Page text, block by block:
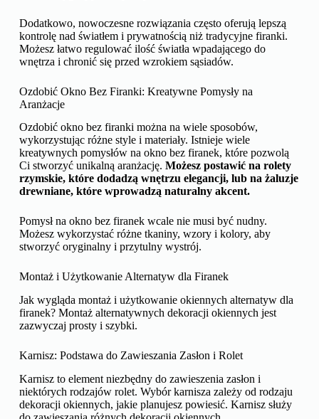
Dodatkowo, nowoczesne rozwiązania często oferują lepszą
kontrolę nad światłem i prywatnością niż tradycyjne firanki.
Możesz łatwo regulować ilość światła wpadającego do
wnętrza i chronić się przed wzrokiem sąsiadów.
Ozdobić Okno Bez Firanki: Kreatywne Pomysły na
Aranżacje
Ozdobić okno bez firanki można na wiele sposobów,
wykorzystując różne style i materiały. Istnieje wiele
kreatywnych pomysłów na okno bez firanek, które pozwolą
Ci stworzyć unikalną aranżację. Możesz postawić na rolety
rzymskie, które dodadzą wnętrzu elegancji, lub na żaluzje
drewniane, które wprowadzą naturalny akcent.
Pomysł na okno bez firanek wcale nie musi być nudny.
Możesz wykorzystać różne tkaniny, wzory i kolory, aby
stworzyć oryginalny i przytulny wystrój.
Montaż i Użytkowanie Alternatyw dla Firanek
Jak wygląda montaż i użytkowanie okiennych alternatyw dla
firanek? Montaż alternatywnych dekoracji okiennych jest
zazwyczaj prosty i szybki.
Karnisz: Podstawa do Zawieszania Zasłon i Rolet
Karnisz to element niezbędny do zawieszenia zasłon i
niektórych rodzajów rolet. Wybór karnisza zależy od rodzaju
dekoracji okiennych, jakie planujesz powiesić. Karnisz służy